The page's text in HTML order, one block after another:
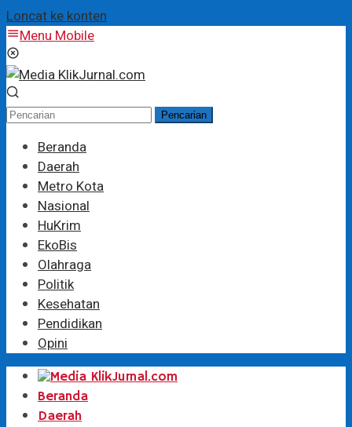
Loncat ke konten
Menu Mobile
Pencarian
Beranda
Daerah
Metro Kota
Nasional
HuKrim
EkoBis
Olahraga
Politik
Kesehatan
Pendidikan
Opini
Beranda
Daerah